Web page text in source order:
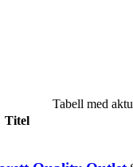
Tabell med
Titel